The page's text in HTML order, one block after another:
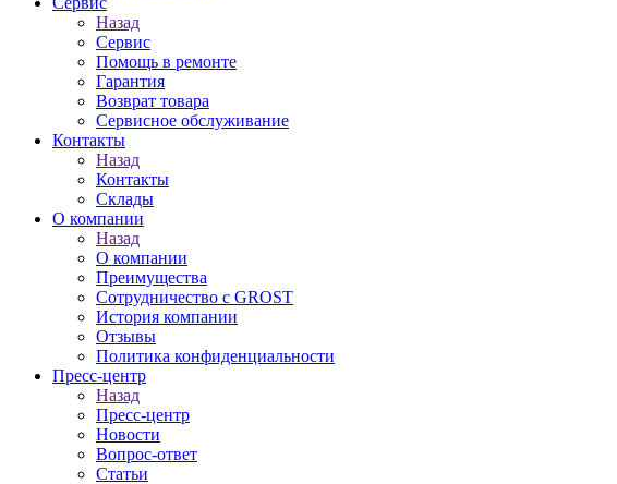
Назад
Сервис
Помощь в ремонте
Гарантия
Возврат товара
Сервисное обслуживание
Контакты
Назад
Контакты
Склады
О компании
Назад
О компании
Преимущества
Сотрудничество с GROST
История компании
Отзывы
Политика конфиденциальности
Пресс-центр
Назад
Пресс-центр
Новости
Вопрос-ответ
Статьи